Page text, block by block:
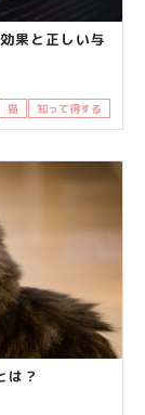
果と正しい与
猫 知って得する
は？